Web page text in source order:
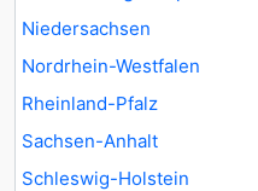
Niedersachsen
Nordrhein-Westfalen
Rheinland-Pfalz
Sachsen-Anhalt
Schleswig-Holstein